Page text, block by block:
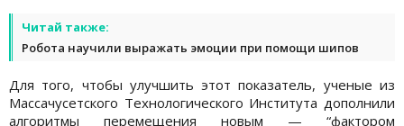
Читай также:
Робота научили выражать эмоции при помощи шипов
Для того, чтобы улучшить этот показатель, ученые из
Массачусетского Технологического Института дополнили
алгоритмы перемещения новым — “фактором